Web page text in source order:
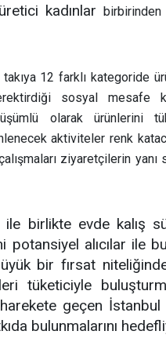
kadınlar
12 farklı kategoride
sosyal mesafe
olarak ürünlerini
aktiviteler renk
ziyaretçilerin yanı
ile birlikte evde kalış
alıcılar ile
bir fırsat
tüketiciyle
geçen
bulunmalarını